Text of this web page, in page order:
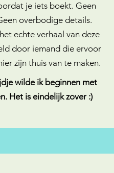
je iets boekt. Geen
overbodige details.
echte verhaal van deze
door iemand die ervoor
zijn thuis van te maken.
wilde ik beginnen met
Het is eindelijk zover :)